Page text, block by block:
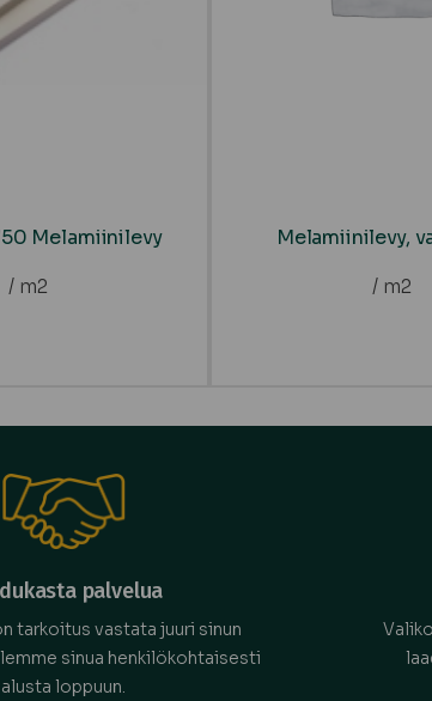
Melamiinilevy
/ m2
Melamiinilevy,
/ m2
palvelua
tarkoitus vastata juuri sinun
sinua henkilökohtaisesti
alusta loppuun.